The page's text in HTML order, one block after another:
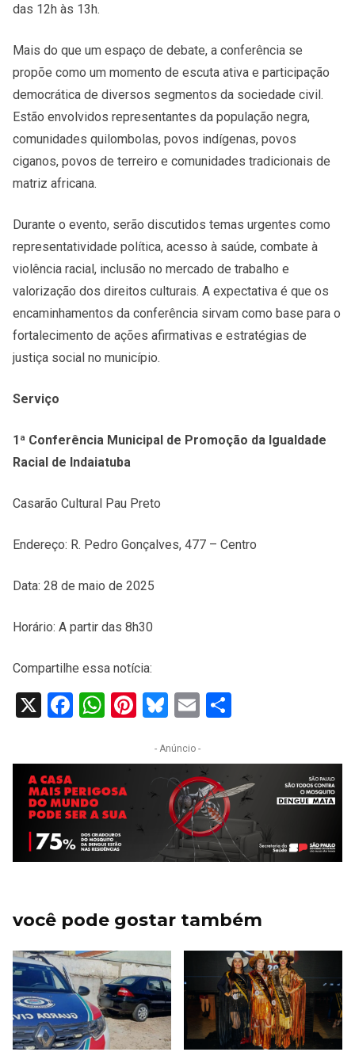
das 12h às 13h.
Mais do que um espaço de debate, a conferência se
propõe como um momento de escuta ativa e participação
democrática de diversos segmentos da sociedade civil.
Estão envolvidos representantes da população negra,
comunidades quilombolas, povos indígenas, povos
ciganos, povos de terreiro e comunidades tradicionais de
matriz africana.
Durante o evento, serão discutidos temas urgentes como
representatividade política, acesso à saúde, combate à
violência racial, inclusão no mercado de trabalho e
valorização dos direitos culturais. A expectativa é que os
encaminhamentos da conferência sirvam como base para o
fortalecimento de ações afirmativas e estratégias de
justiça social no município.
Serviço
1ª Conferência Municipal de Promoção da Igualdade
Racial de Indaiatuba
Casarão Cultural Pau Preto
Endereço: R. Pedro Gonçalves, 477 – Centro
Data: 28 de maio de 2025
Horário: A partir das 8h30
Compartilhe essa notícia:
X Facebook
WhatsApp
Pinterest
Bluesky
Email
- Anúncio -
você pode gostar também